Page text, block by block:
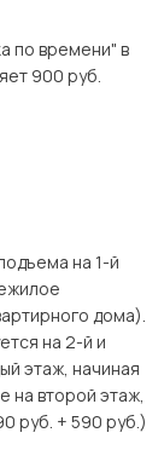
по времени" в
900 руб.
на 1-й
дома).
на 2-й и
этаж, начиная
на второй этаж,
руб. + 590 руб.)